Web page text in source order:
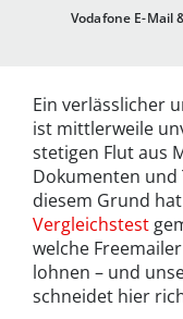
Vodafone E-Mail
Ein verlässlicher
ist mittlerweile
stetigen Flut aus
Dokumenten und
diesem Grund hat
Vergleichstest
welche
lohnen – und
schneidet hier